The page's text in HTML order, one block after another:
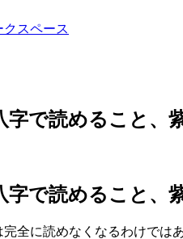
クスペース
で読めること、
で読めること、
全に読めなくなるわけで